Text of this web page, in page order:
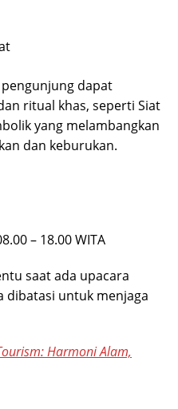
dapat
ritual khas, seperti Siat
yang melambangkan
dan keburukan.
– 18.00 WITA
saat ada upacara
dibatasi untuk menjaga
Harmoni Alam,